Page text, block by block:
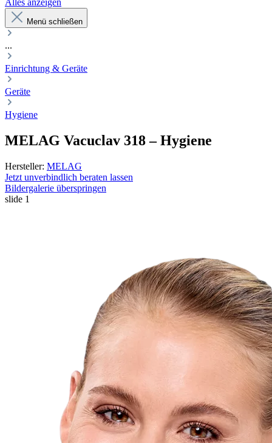
Alles anzeigen
Menü schließen
...
Einrichtung & Geräte
Geräte
Hygiene
MELAG Vacuclav 318–Hygiene
Hersteller: MELAG
Jetzt unverbindlich beraten lassen
Bildergalerie überspringen
slide 1